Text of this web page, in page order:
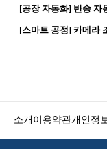
140 0
소개 이용약관개인정